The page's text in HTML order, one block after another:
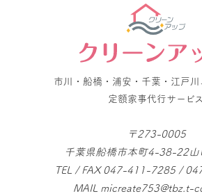
市川・船橋・浦安・千葉・江戸川
定額家事代行サービス
〒273-0005
千葉県船橋市本町4-38-22山
TEL / FAX 047-411-7285 /
MAIL micreate753@tbz.t-